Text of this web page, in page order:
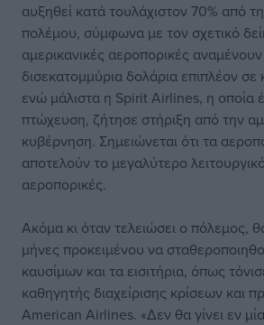
αυξηθεί κατά τουλάχιστον 70% από
πολέμου, σύμφωνα με τον σχετικό
αμερικανικές αεροπορικές
δισεκατομμύρια δολάρια επιπλέον
ενώ μάλιστα η Spirit Airlines, η οποία
πτώχευση, ζήτησε στήριξη από την
κυβέρνηση. Σημειώνεται ότι τα
αποτελούν το μεγαλύτερο
αεροπορικές.
Ακόμα κι όταν τελειώσει ο πόλεμος,
μήνες προκειμένου να
καυσίμων και τα εισιτήρια, όπως
καθηγητής διαχείρισης κρίσεων και
American Airlines. «Δεν θα γίνει εν μία